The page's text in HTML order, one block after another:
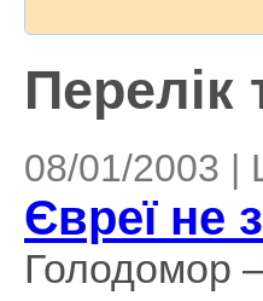
Перелік
08/01/2003 |
Євреї не
Голодомор